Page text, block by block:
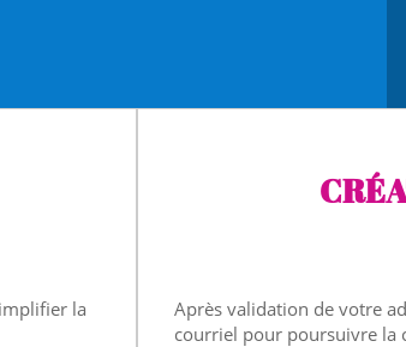
la
Après validation de votre
courriel pour poursuivre la